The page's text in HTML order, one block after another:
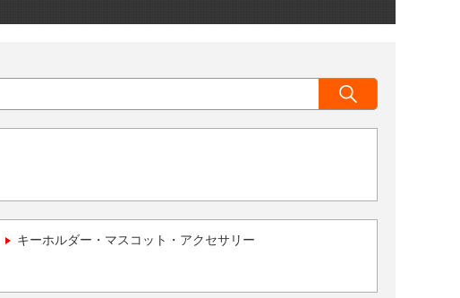
キーホルダー・マスコット・アクセサリー